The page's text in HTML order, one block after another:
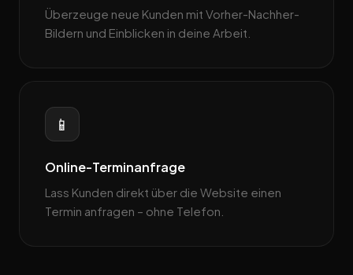
Überzeuge neue Kunden mit Vorher-Nachher-
Bildern und Einblicken in deine Arbeit.
📱
Online-Terminanfrage
Lass Kunden direkt über die Website einen
Termin anfragen – ohne Telefon.